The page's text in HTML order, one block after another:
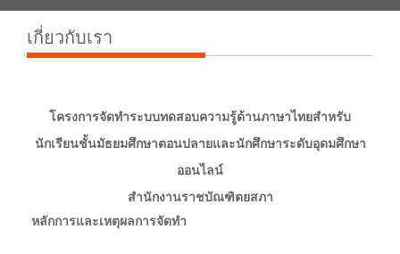
เกี่ยวกับเรา
โครงการจัดทำระบบทดสอบความรู้ด้านภาษาไทยสำหรับ
นักเรียนชั้นมัธยมศึกษาตอนปลายและนักศึกษาระดับอุดมศึกษา
ออนไลน์
สำนักงานราชบัณฑิตยสภา
หลักการและเหตุผลการจัดทำ